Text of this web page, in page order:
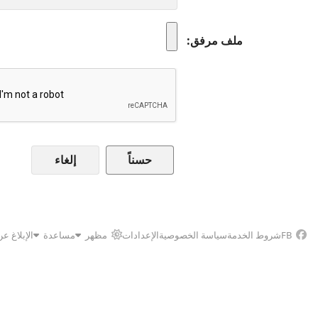
ملف مرفق
إلغاء
FBشروط الخدمةسياسة الخصوصيةالإعدادات مظهر مساعدة الإبلاغ